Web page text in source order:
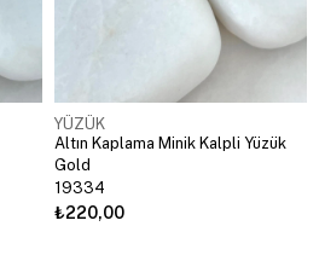
YÜZÜK
Altın Kaplama Minik Kalpli Yüzük
Gold
19334
₺220,00